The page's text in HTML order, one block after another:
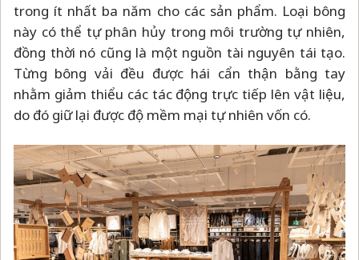
trong ít nhất ba năm cho các sản phẩm. Loại bông
này có thể tự phân hủy trong môi trường tự nhiên,
đồng thời nó cũng là một nguồn tài nguyên tái tạo.
Từng bông vải đều được hái cẩn thận bằng tay
nhằm giảm thiểu các tác động trực tiếp lên vật liệu,
do đó giữ lại được độ mềm mại tự nhiên vốn có.